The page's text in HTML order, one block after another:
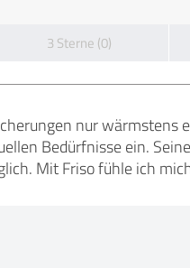
3 Sterne (0)
nur wärmstens
Bedürfnisse ein.
Mit Friso fühle ich